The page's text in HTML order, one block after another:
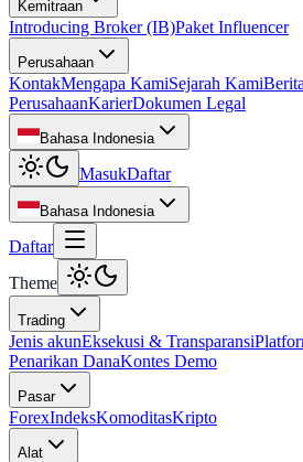
Kemitraan
Introducing Broker (IB)Paket Influencer
Perusahaan
KontakMengapa KamiSejarah KamiBerita
PerusahaanKarierDokumen Legal
Bahasa Indonesia
MasukDaftar
Bahasa Indonesia
Daftar
Theme
Trading
Jenis akunEksekusi & Transparansi
Penarikan DanaKontes Demo
Pasar
ForexIndeksKomoditasKripto
Alat